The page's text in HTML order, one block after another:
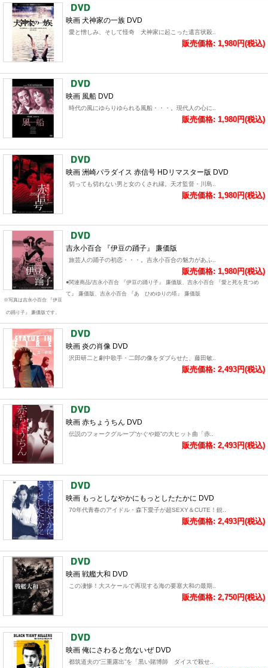
映画 犬神家の一族 DVD
愛と憎しみ、そして怪奇 犬神家に起こった遺言状殺..
販売価格: 1,980円(税込)
映画 風船 DVD
時代の風にゆらりゆられる風船・・・。現代人の心に..
販売価格: 1,980円(税込)
映画 洲崎パラダイス 赤信号 HDリマスター版 DVD
切っても切れない男と女のくされ縁。天才監督・川島..
販売価格: 1,980円(税込)
※写真は吉永小百合 『伊豆
の踊り子』 廉価版です。
吉永小百合 『伊豆の踊子』 廉価版
旅芸人の踊子の初恋・・・。吉永小百合の魅力があふ..
販売価格: 1,980円(税込)
●関連商品/吉永小百合 『伊豆の踊り子』 廉価版、吉永小百合 『愛と死を見つめ
て』 廉価版、吉永小百合 『あゝひめゆりの塔』 廉価版
映画 炎の肖像 DVD
沢田研二と劇中歌手・二郎の像をダブらせた、藤田敏..
販売価格: 2,493円(税込)
映画 赤ちょうちん DVD
伝説のフォークグループ“かぐや姫”の大ヒット曲「赤..
販売価格: 2,493円(税込)
映画 もっとしなやかにもっとしたたかに DVD
70年代青春のアイドル・森下愛子が超SEXY＆CUTE！鋭..
販売価格: 2,493円(税込)
映画 戦艦大和 DVD
この凄惨！大スケールで再現する海の要塞大和の最期..
販売価格: 2,750円(税込)
映画 俺にさわると危ないぜ DVD
都筑道夫の“三重露出”を「黒い賭博師 ダイスで殺せ..